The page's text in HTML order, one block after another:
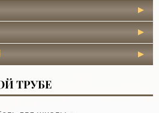
ТРУБЕ